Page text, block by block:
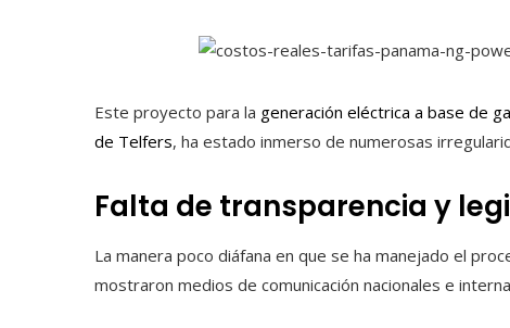
Este proyecto para la generación eléctrica a base de
de Telfers, ha estado inmerso de numerosas
Falta de transparencia y
La manera poco diáfana en que se ha manejado el
mostraron medios de comunicación nacionales e